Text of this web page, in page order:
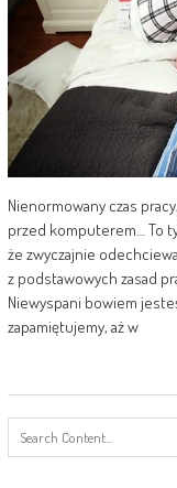
Nienormowany czas
przed komputerem… To
że zwyczajnie
z podstawowych zasad
Niewyspani bowiem
zapamiętujemy, aż w